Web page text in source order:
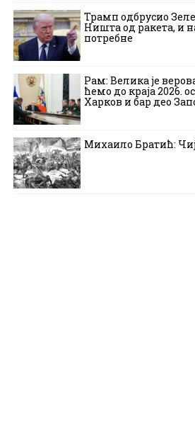
Трамп одбрусио
Ништа од ракета, и
потребне
Рам: Велика је
ћемо до краја 2026.
Харков и бар део
Михаило Братић: